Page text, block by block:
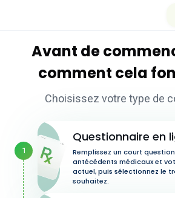
Avant de
comment cela
Choisissez votre type de
1
Questionnaire en
Remplissez un court
antécédents médicaux et
actuel, puis sélectionnez le
souhaitez.